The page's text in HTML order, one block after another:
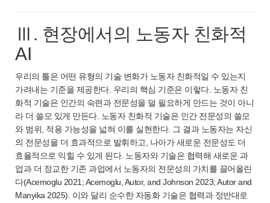
Ⅲ. 현장에서의 노동자 친화적
AI
우리의 틀은 어떤 유형의 기술 변화가 노동자 친화적일 수 있는지
가려내는 기준을 제공한다. 우리의 핵심 기준은 이렇다. 노동자 친
화적 기술은 인간의 숙련과 전문성을 덜 필요하게 만드는 것이 아니
라 더 쓸모 있게 만든다. 노동자 친화적 기술은 인간 전문성의 쓸모
와 범위, 적용 가능성을 넓혀 이를 실현한다. 그 결과 노동자는 자신
의 전문성을 더 효과적으로 발휘하고, 나아가 새로운 전문성도 더
효율적으로 익힐 수 있게 된다. 노동자와 기술은 협력해 새로운 과
업과 더 정교한 기존 과업에서 노동자의 전문성의 가치를 끌어올린
다(Acemoglu 2021; Acemoglu, Autor, and Johnson 2023; Autor and
Manyika 2025). 이와 달리 순수한 자동화 기술은 협력과 정반대로